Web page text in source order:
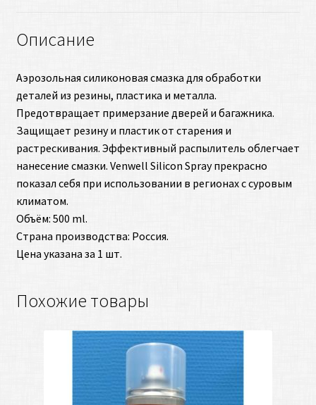
Описание
Аэрозольная силиконовая смазка для обработки
деталей из резины, пластика и металла.
Предотвращает примерзание дверей и багажника.
Защищает резину и пластик от старения и
растрескивания. Эффективный распылитель облегчает
нанесение смазки. Venwell Silicon Spray прекрасно
показал себя при использовании в регионах с суровым
климатом.
Объём: 500 ml.
Страна производства: Россия.
Цена указана за 1 шт.
Похожие товары